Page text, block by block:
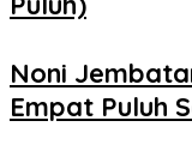
Noni
Empat Puluh